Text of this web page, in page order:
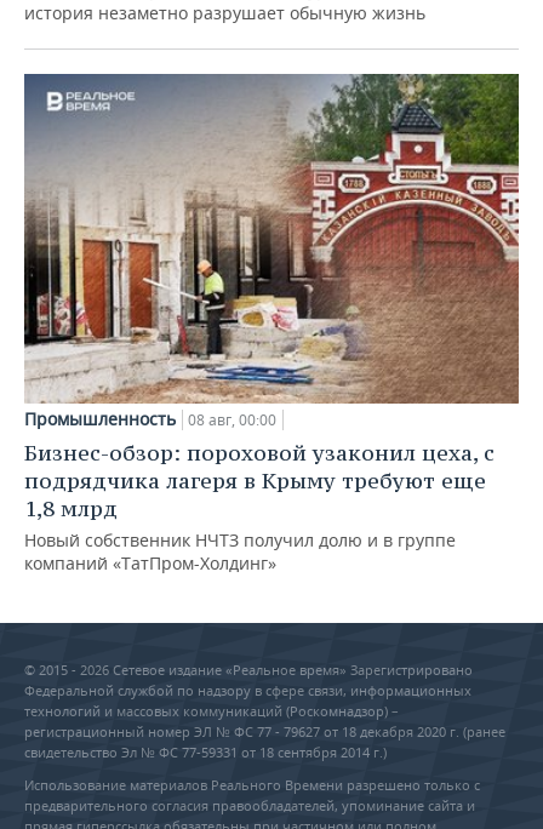
история незаметно разрушает обычную жизнь
Промышленность 08 авг, 00:00
Бизнес-обзор: пороховой узаконил цеха, с
подрядчика лагеря в Крыму требуют еще
1,8 млрд
Новый собственник НЧТЗ получил долю и в группе
компаний «ТатПром-Холдинг»
© 2015 - 2026 Сетевое издание «Реальное время» Зарегистрировано
Федеральной службой по надзору в сфере связи, информационных
технологий и массовых коммуникаций (Роскомнадзор) –
регистрационный номер ЭЛ № ФС 77 - 79627 от 18 декабря 2020 г. (ранее
свидетельство Эл № ФС 77-59331 от 18 сентября 2014 г.)
Использование материалов Реального Времени разрешено только с
предварительного согласия правообладателей, упоминание сайта и